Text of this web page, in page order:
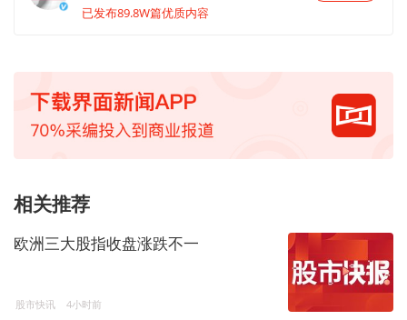
已发布89.8W篇优质内容
相关推荐
欧洲三大股指收盘涨跌不一
股市快讯 4小时前